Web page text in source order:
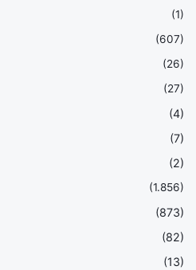
(1)
(607)
(26)
(27)
(4)
(7)
(2)
(1.856)
(873)
(82)
(13)